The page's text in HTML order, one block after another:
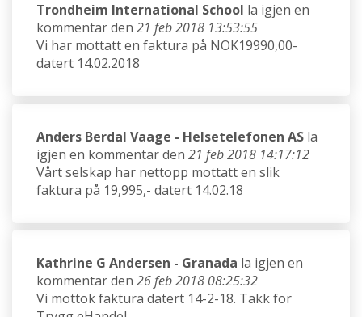
Trondheim International School la igjen en
kommentar den 21 feb 2018 13:53:55
Vi har mottatt en faktura på NOK19990,00-
datert 14.02.2018
Anders Berdal Vaage - Helsetelefonen AS la
igjen en kommentar den 21 feb 2018 14:17:12
Vårt selskap har nettopp mottatt en slik
faktura på 19,995,- datert 14.02.18
Kathrine G Andersen - Granada la igjen en
kommentar den 26 feb 2018 08:25:32
Vi mottok faktura datert 14-2-18. Takk for